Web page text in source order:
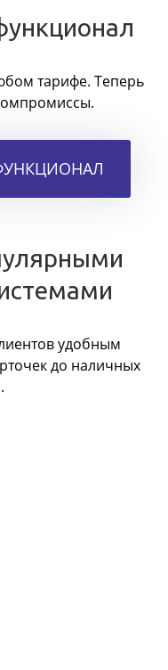
тарифе. Теперь
удобным
до наличных